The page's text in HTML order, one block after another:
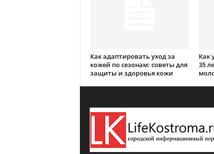
Как адаптировать уход за
кожей по сезонам: советы для
защиты и здоровья кожи
Как
35